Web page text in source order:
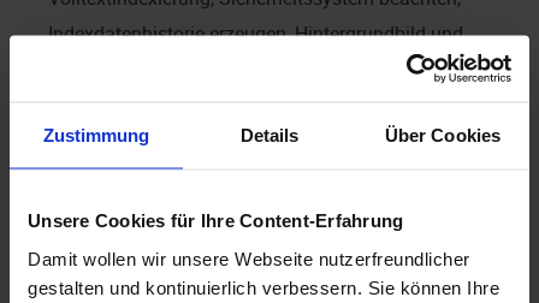
Zustimmung Details Über Cookies
Unsere Cookies für Ihre Content-Erfahrung
Damit wollen wir unsere Webseite nutzerfreundlicher
gestalten und kontinuierlich verbessern. Sie können Ihre
Indexdatenhistorie erzeugen, Hintergrundbild und
Dokumenttypen
Dokumenttypen sind ebenfalls einem Schrank
zugeordnet, mit dem Dokumente des Typs erstellt